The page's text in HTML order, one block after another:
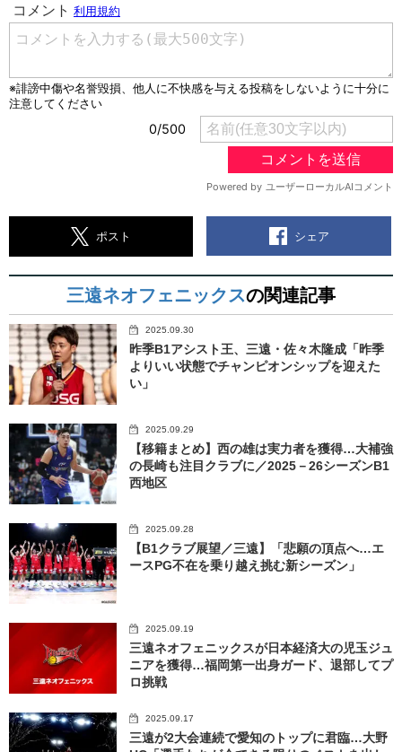
ポスト シェア
三遠ネオフェニックスの関連記事
2025.09.30
昨季B1アシスト王、三遠・佐々木隆成「昨季
よりいい状態でチャンピオンシップを迎えた
い」
2025.09.29
【移籍まとめ】西の雄は実力者を獲得…大補強
の長崎も注目クラブに／2025－26シーズンB1
西地区
2025.09.28
【B1クラブ展望／三遠】「悲願の頂点へ…エ
ースPG不在を乗り越え挑む新シーズン」
2025.09.19
三遠ネオフェニックスが日本経済大の児玉ジュ
ニアを獲得…福岡第一出身ガード、退部してプ
ロ挑戦
2025.09.17
三遠が2大会連続で愛知のトップに君臨…大野